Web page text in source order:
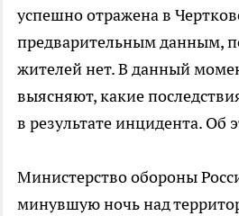
успешно отражена в
предварительным данным,
жителей нет. В данный
выясняют, какие
в результате инцидента. Об
Министерство обороны
минувшую ночь над